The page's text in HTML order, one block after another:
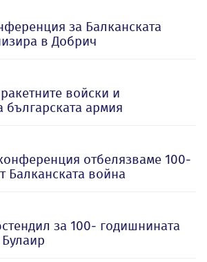
за Балканската
в Добрич
войски и
българската армия
отбелязваме 100-
Балканската война
за 100- годишнината